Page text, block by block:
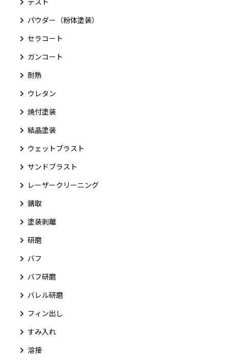
パウダー（粉体塗装）
セラコート
ガンコート
耐熱
ウレタン
焼付塗装
結晶塗装
ウェットブラスト
サンドブラスト
レーザークリーニング
錆取
塗装剥離
研磨
バフ
バフ研磨
バレル研磨
フィン出し
すみ入れ
溶接